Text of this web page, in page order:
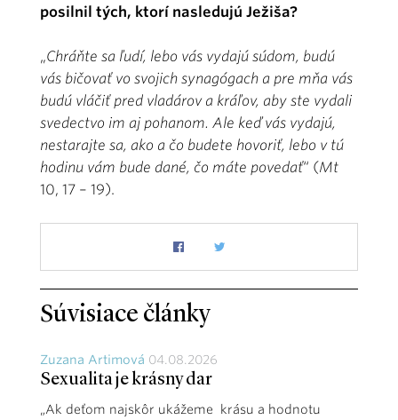
posilnil tých, ktorí nasledujú Ježiša?
„Chráňte sa ľudí, lebo vás vydajú súdom, budú
vás bičovať vo svojich synagógach a pre mňa vás
budú vláčiť pred vladárov a kráľov, aby ste vydali
svedectvo im aj pohanom. Ale keď vás vydajú,
nestarajte sa, ako a čo budete hovoriť, lebo v tú
hodinu vám bude dané, čo máte povedať“ (Mt
10, 17 – 19).
Súvisiace články
Zuzana Artimová 04.08.2026
Sexualita je krásny dar
„Ak deťom najskôr ukážeme krásu a hodnotu